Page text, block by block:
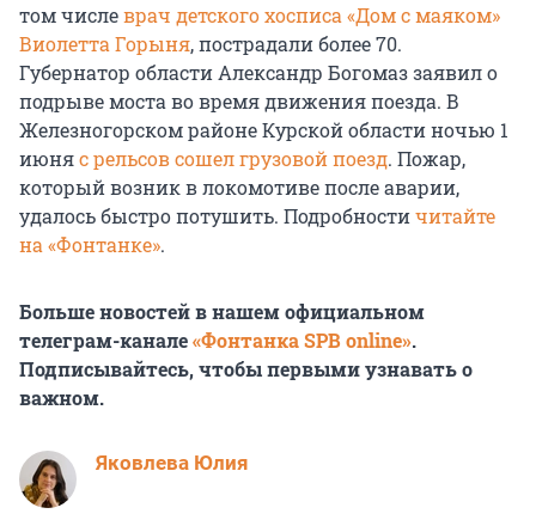
том числеврач детского хосписа «Дом с маяком»
Виолетта Горыня, пострадали более 70.
Губернатор области Александр Богомаз заявил о
подрыве моста во время движения поезда. В
Железногорском районе Курской области ночью 1
июняс рельсов сошел грузовой поезд. Пожар,
который возник в локомотиве после аварии,
удалось быстро потушить. Подробностичитайте
на «Фонтанке».
Больше новостей в нашем официальном
телеграм-канале«Фонтанка SPB online».
Подписывайтесь, чтобы первыми узнавать о
важном.
Яковлева Юлия